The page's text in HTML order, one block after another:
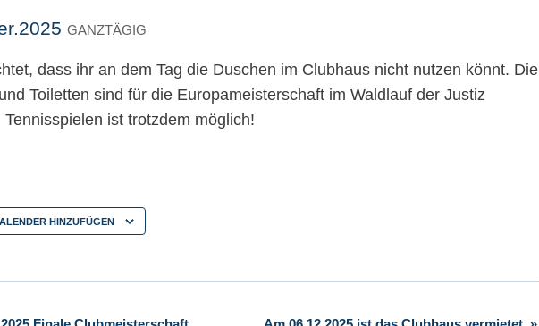
GANZTÄGIG
dass ihr an dem Tag die Duschen im Clubhaus nicht nutzen könnt. Die
Toiletten sind für die Europameisterschaft im Waldlauf der Justiz
Tennisspielen ist trotzdem möglich!
HINZUFÜGEN